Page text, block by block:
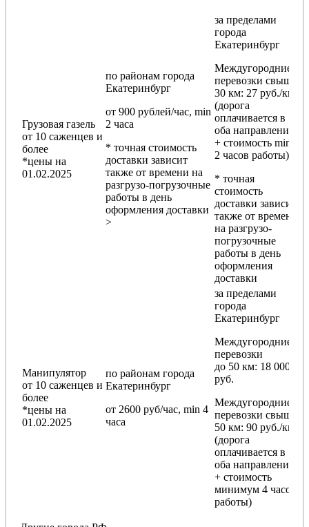
Грузовая газель
от 10 саженцев и
более
*цены на
01.02.2025
по районам города
Екатеринбург
от 900 рублей/час, min
2 часа
* точная стоимость
доставки зависит
также от времени на
разгрузо-погрузочные
работы в день
оформления доставки
>
за пределами
города
Екатеринбург
Междугородние
перевозки свыше
30 км: 27 руб./км
(дорога
оплачивается в
оба направления
+ стоимость min
2 часов работы)
* точная
стоимость
доставки зависит
также от времени
на разгрузо-
погрузочные
работы в день
оформления
доставки
Манипулятор
от 10 саженцев и
более
*цены на
01.02.2025
по районам города
Екатеринбург
от 2600 руб/час, min 4
часа
за пределами
города
Екатеринбург
Междугородние
перевозки
до 50 км: 18 000
руб.
Междугородние
перевозки свыше
50 км: 90 руб./км
(дорога
оплачивается в
оба направления
+ стоимость
минимум 4 часов
работы)